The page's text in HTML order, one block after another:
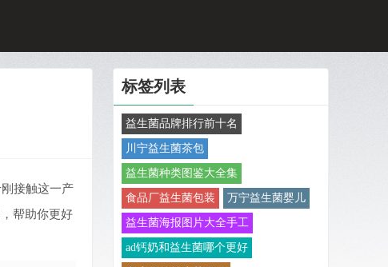
接触这一产
帮助你更好
标签列表
益生菌品牌排行前十名
川宁益生菌茶包
益生菌种类图鉴大全集
食品厂益生菌包装 万宁益生菌婴儿
益生菌海报图片大全手工
ad钙奶和益生菌哪个更好